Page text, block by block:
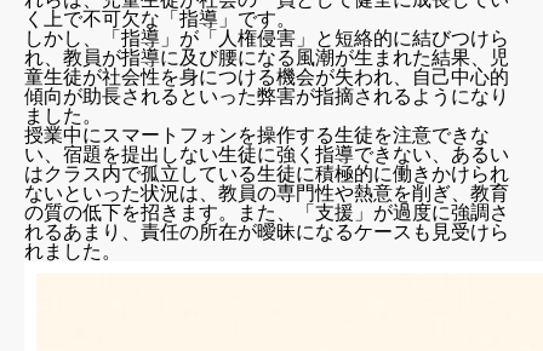
く上で不可欠な「指導」です。
しかし、「指導」が「人権侵害」と短絡的に結びつけら
れ、教員が指導に及び腰になる風潮が生まれた結果、児
童生徒が社会性を身につける機会が失われ、自己中心的
傾向が助長されるといった弊害が指摘されるようになり
ました。
授業中にスマートフォンを操作する生徒を注意できな
い、宿題を提出しない生徒に強く指導できない、あるい
はクラス内で孤立している生徒に積極的に働きかけられ
ないといった状況は、教員の専門性や熱意を削ぎ、教育
の質の低下を招きます。また、「支援」が過度に強調さ
れるあまり、責任の所在が曖昧になるケースも見受けら
れました。